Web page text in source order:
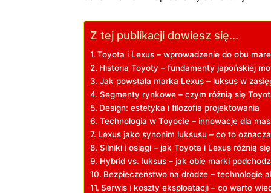
Z tej publikacji dowiesz się...
Toyota i Lexus – wprowadzenie do obu
Historia Toyoty – fundamenty japońskiej
Jak powstała marka Lexus – luksus w
Segmenty rynkowe – czym różnią się
Design: estetyka i filozofia projektowania
Technologia w Toyocie – innowacje dla mas
Lexus jako synonim luksusu – co to
Silniki i osiągi – jak Toyota i Lexus różnią
Hybrid vs. luksus – jak obie marki
Bezpieczeństwo na drodze – technologie
Serwis i koszty eksploatacji – co warto